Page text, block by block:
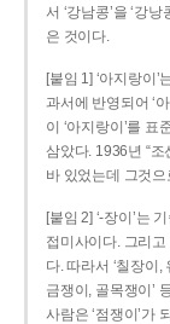
서 ‘강남콩’을 ‘강
은 것이다.
[붙임 1] ‘아지랑이
과서에 반영되어 ‘
이 ‘아지랑이’를 표
삼았다. 1936년 “조
바 있었는데 그것
[붙임 2] ‘-장이’는
접미사이다. 그리고
다. 따라서 ‘칠장이,
금쟁이, 골목쟁이’
사람은 ‘점쟁이’가